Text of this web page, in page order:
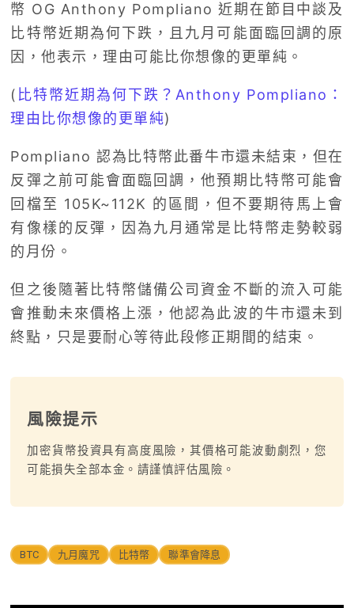
幣 OG Anthony Pompliano 近期在節目中談及
比特幣近期為何下跌，且九月可能面臨回調的原
因，他表示，理由可能比你想像的更單純。
( 比特幣近期為何下跌？Anthony Pompliano：
理由比你想像的更單純)
Pompliano 認為比特幣此番牛市還未結束，但在
反彈之前可能會面臨回調，他預期比特幣可能會
回檔至 105K~112K 的區間，但不要期待馬上會
有像樣的反彈，因為九月通常是比特幣走勢較弱
的月份。
但之後隨著比特幣儲備公司資金不斷的流入可能
會推動未來價格上漲，他認為此波的牛市還未到
終點，只是要耐心等待此段修正期間的結束。
風險提示
加密貨幣投資具有高度風險，其價格可能波動劇烈，您
可能損失全部本金。請謹慎評估風險。
BTC 九月魔咒 比特幣 聯準會降息